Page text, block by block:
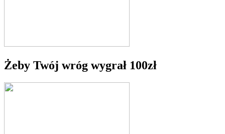
Żeby Twój wróg wygrał 100zł